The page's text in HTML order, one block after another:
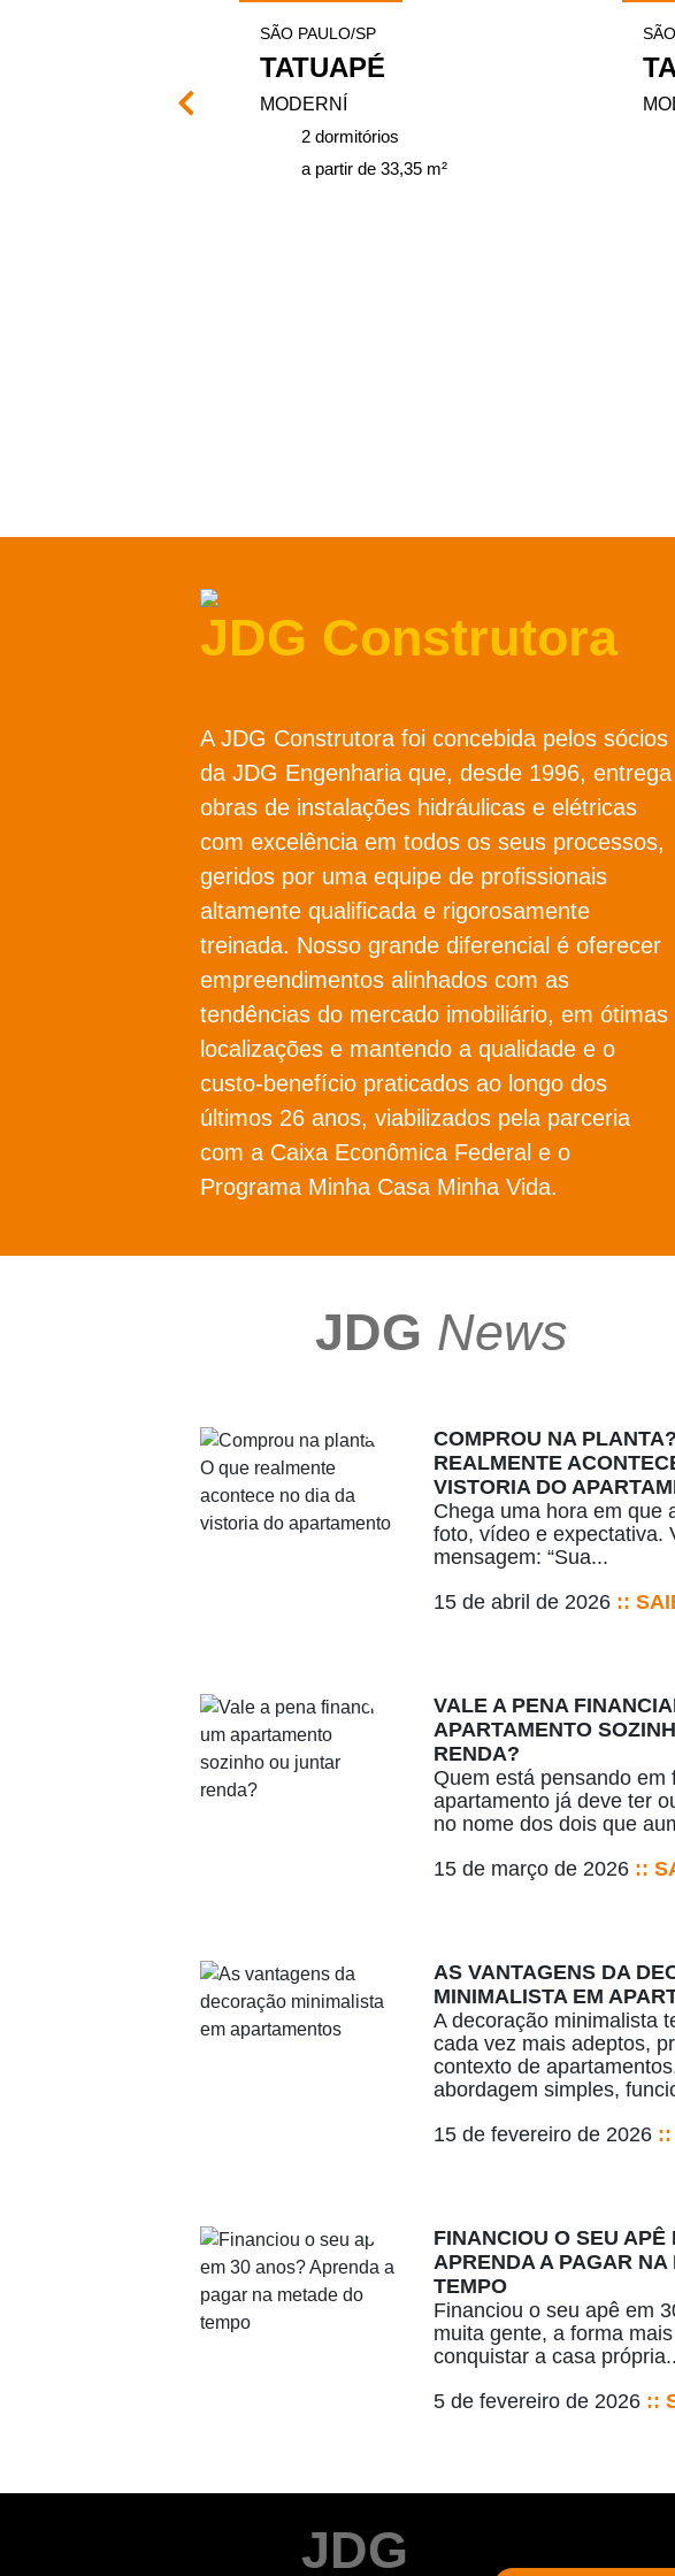
SÃO PAULO/SP
TATUAPÉ
MODERNÍ
2 dormitórios
a partir de 33,35 m²
JDG Construtora
A JDG Construtora foi concebida pelos sócios
da JDG Engenharia que, desde 1996, entrega
obras de instalações hidráulicas e elétricas
com excelência em todos os seus processos,
geridos por uma equipe de profissionais
altamente qualificada e rigorosamente
treinada. Nosso grande diferencial é oferecer
empreendimentos alinhados com as
tendências do mercado imobiliário, em ótimas
localizações e mantendo a qualidade e o
custo-benefício praticados ao longo dos
últimos 26 anos, viabilizados pela parceria
com a Caixa Econômica Federal e o
Programa Minha Casa Minha Vida.
JDG News
COMPROU NA
REALMENTE
VISTORIA DO
Chega uma hora em que
foto, vídeo e expectativa.
mensagem: “Sua...
15 de abril de 2026::
VALE A PENA
APARTAMENTO
RENDA?
Quem está pensando em
apartamento já deve ter
no nome dos dois que
15 de março de 2026::
AS VANTAGENS DA
MINIMALISTA EM
A decoração minimalista
cada vez mais adeptos,
contexto de
abordagem simples,
15 de fevereiro de 2026::
FINANCIOU O SEU APÊ
APRENDA A PAGAR NA
TEMPO
Financiou o seu apê em
muita gente, a forma
conquistar a casa
5 de fevereiro de 2026::
JDG